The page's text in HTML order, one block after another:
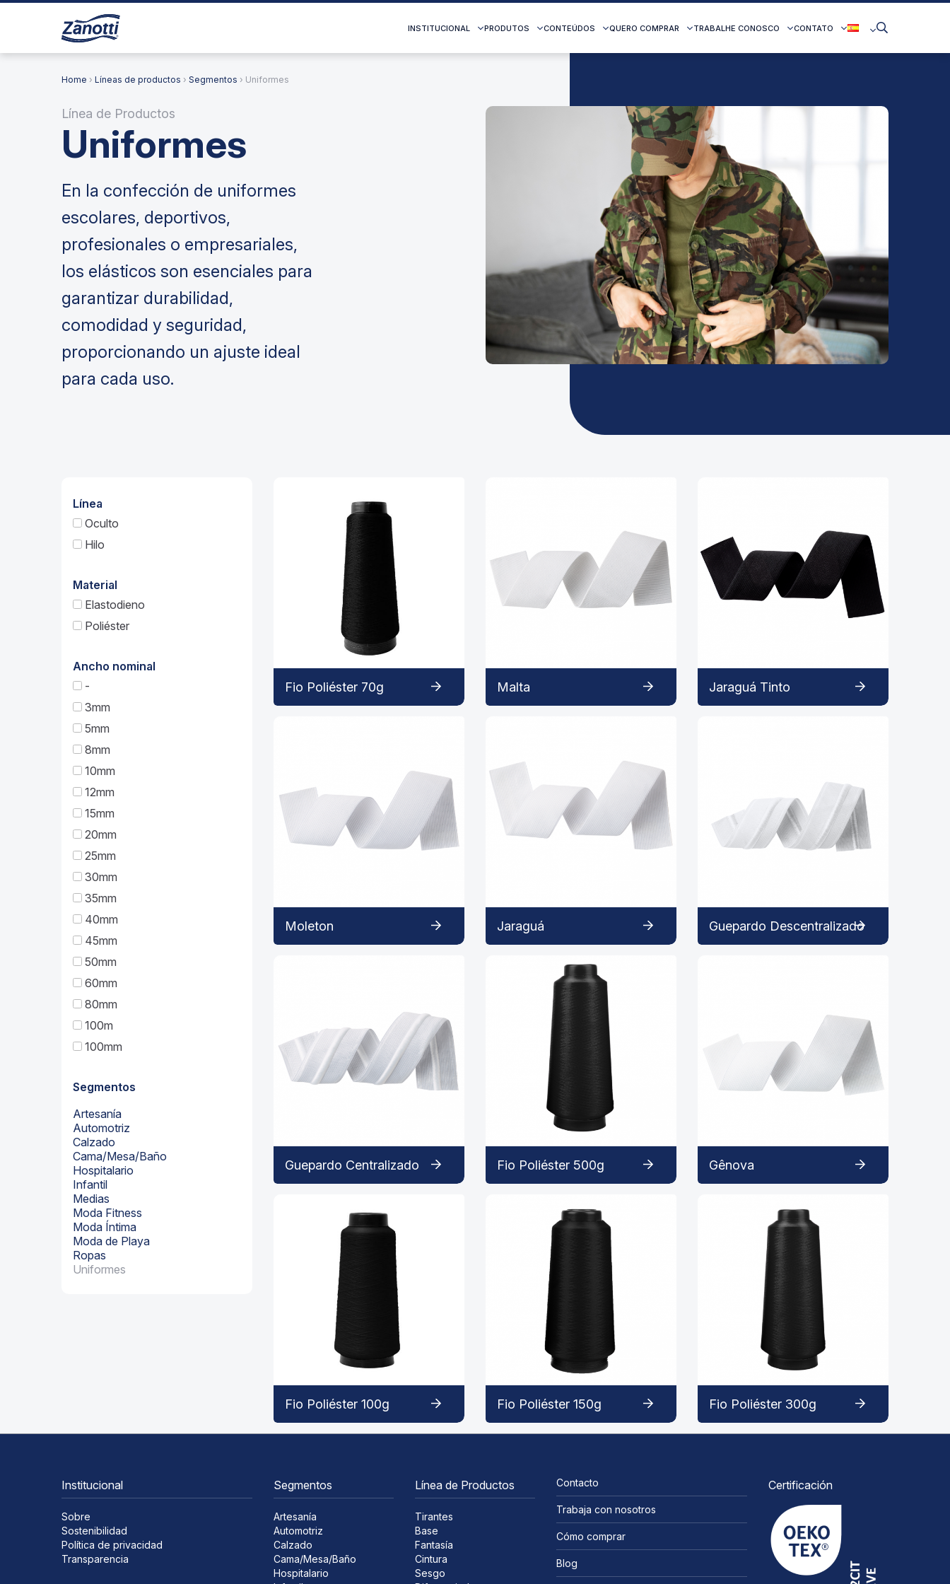
INSTITUCIONAL PRODUTOS CONTEÚDOS QUERO COMPRAR TRABALHE CONOSCO CONTATO
Home › Líneas de productos › Segmentos › Uniformes
Línea de Productos
Uniformes
En la confección de uniformes
escolares, deportivos,
profesionales o empresariales,
los elásticos son esenciales para
garantizar durabilidad,
comodidad y seguridad,
proporcionando un ajuste ideal
para cada uso.
Fio Poliéster 70g Malta Jaraguá Tinto
Moleton Jaraguá Guepardo Descentralizado
Guepardo Centralizado Fio Poliéster 500g Gênova
Fio Poliéster 100g Fio Poliéster 150g Fio Poliéster 300g
Línea
Oculto
Hilo
Material
Elastodieno
Poliéster
Ancho nominal
-
3mm
5mm
8mm
10mm
12mm
15mm
20mm
25mm
30mm
35mm
40mm
45mm
50mm
60mm
80mm
100m
100mm
Segmentos
Artesanía
Automotriz
Calzado
Cama/Mesa/Baño
Hospitalario
Infantil
Medias
Moda Fitness
Moda Íntima
Moda de Playa
Ropas
Uniformes
Institucional
Sobre
Sostenibilidad
Política de privacidad
Transparencia
Segmentos
Artesanía
Automotriz
Calzado
Cama/Mesa/Baño
Hospitalario
Línea de Productos
Tirantes
Base
Fantasía
Cintura
Sesgo
Contacto
Trabaja con nosotros
Cómo comprar
Blog
Certificación